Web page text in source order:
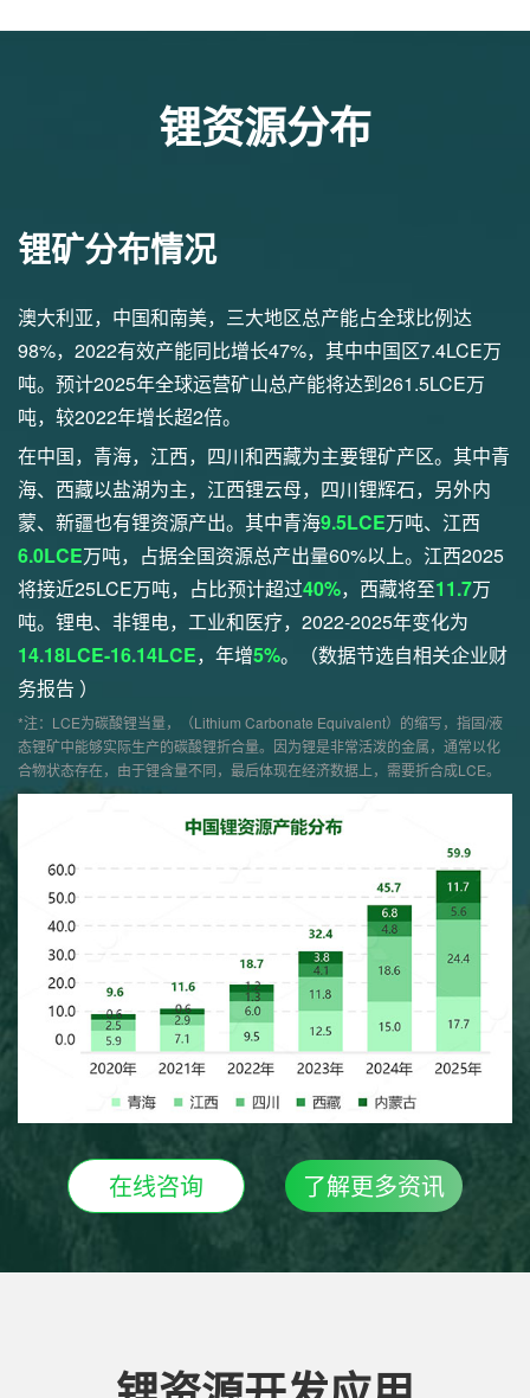
锂资源分布
锂矿分布情况
澳大利亚，中国和南美，三大地区总产能占全球比例达
98%，2022有效产能同比增长47%，其中中国区7.4LCE万
吨。预计2025年全球运营矿山总产能将达到261.5LCE万
吨，较2022年增长超2倍。
在中国，青海，江西，四川和西藏为主要锂矿产区。其中青
海、西藏以盐湖为主，江西锂云母，四川锂辉石，另外内
蒙、新疆也有锂资源产出。其中青海9.5LCE万吨、江西
6.0LCE万吨，占据全国资源总产出量60%以上。江西2025
将接近25LCE万吨，占比预计超过40%，西藏将至11.7万
吨。锂电、非锂电，工业和医疗，2022-2025年变化为
14.18LCE-16.14LCE，年增5%。（数据节选自相关企业财
务报告 ）
*注：LCE为碳酸锂当量，（Lithium Carbonate Equivalent）的缩写，指固/液
态锂矿中能够实际生产的碳酸锂折合量。因为锂是非常活泼的金属，通常以化
合物状态存在，由于锂含量不同，最后体现在经济数据上，需要折合成LCE。
在线咨询 了解更多资讯